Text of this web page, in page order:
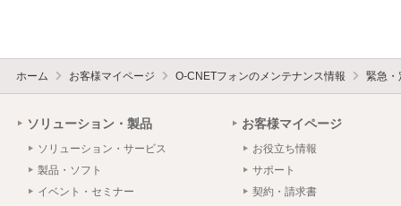
ホーム お客様マイページ O-CNETフォンのメンテナンス情報 緊急・
ソリューション・製品
ソリューション・サービス
製品・ソフト
イベント・セミナー
お客様マイページ
お役立ち情報
サポート
契約・請求書